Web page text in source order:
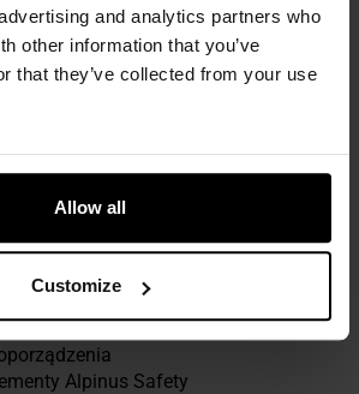
and analytics partners who
other information that you’ve
that they’ve collected from your use
Allow all
Customize
plecaka 35 litrów
420D
laptopa lub tabletu
pasem biodrowym i piersiowym
wyposażona w gwizdek
ADS
stelaż
ze stoperami do mocowania
Alpinus Safety